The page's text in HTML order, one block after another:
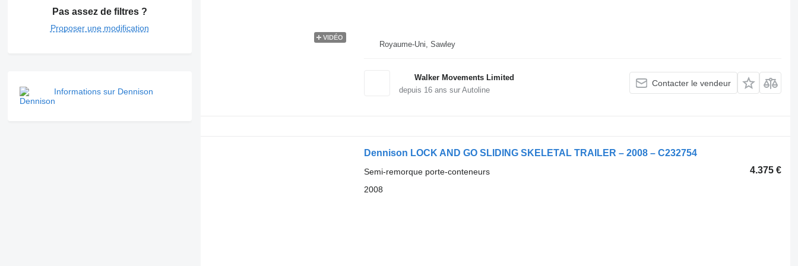
Pas assez de filtres ?
Proposer une modification
Informations sur Dennison
VIDÉO
Royaume-Uni, Sawley
Walker Movements Limited
depuis 16ans sur Autoline
Contacter le vendeur
Dennison LOCK AND GO SLIDING SKELETAL TRAILER – 2008 – C232754
4.375 €
Semi-remorque porte-conteneurs
2008